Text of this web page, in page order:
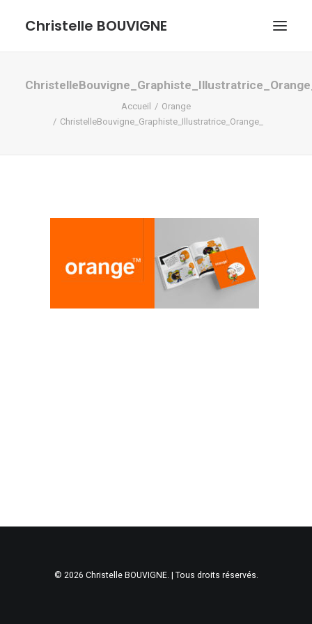
Christelle BOUVIGNE
GRAPHISME ET ILLUSTRATIONS
Accueil
Orange
ChristelleBouvigne_Graphiste_Illustratrice_Orange_
© 2026 Christelle BOUVIGNE. | Tous droits réservés.